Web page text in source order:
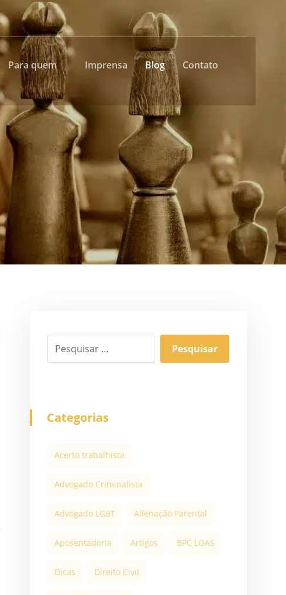
Para quem Imprensa Blog Contato
Categorias
Acerto trabalhista
Advogado Criminalista
Advogado LGBT Alienação Parental
Aposentadoria Artigos BPC LOAS
Dicas Direito Civil